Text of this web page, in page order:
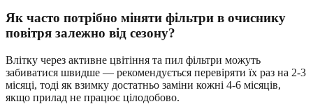
Як часто потрібно міняти фільтри в очиснику
повітря залежно від сезону?
Влітку через активне цвітіння та пил фільтри можуть
забиватися швидше — рекомендується перевіряти їх раз на 2-3
місяці, тоді як взимку достатньо заміни кожні 4-6 місяців,
якщо прилад не працює цілодобово.